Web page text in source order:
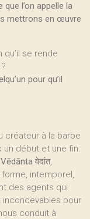
l’on appelle la
mettrons en œuvre
qu’il se rende
pour qu’il
créateur à la barbe
un début et une fin.
Vēdānta वेदांत,
forme, intemporel,
des agents qui
pour
conduit à